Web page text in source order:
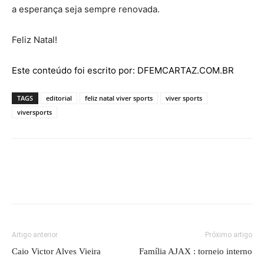
a esperança seja sempre renovada.
Feliz Natal!
Este conteúdo foi escrito por: DFEMCARTAZ.COM.BR
TAGS editorial feliz natal viver sports
viver sports
viversports
Artigo anterior
Caio Victor Alves Vieira
Próximo artigo
Família AJAX : torneio interno